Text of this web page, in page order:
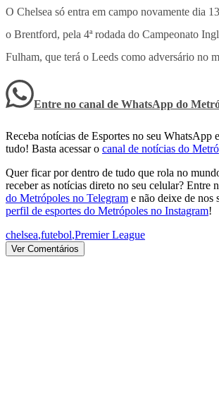
O Chelsea só entra em campo novamente dia
o Brentford, pela 4ª rodada do Campeonato
Fulham, que terá o Leeds como adversário no
Entre no canal de WhatsApp do
Receba notícias de Esportes no seu WhatsApp
tudo! Basta acessar o canal de notícias do
Quer ficar por dentro de tudo que rola no
receber as notícias direto no seu celular? Entre
do Metrópoles no Telegram e não deixe de nos
perfil de esportes do Metrópoles no Instagram!
chelsea,futebol,Premier League
Ver Comentários